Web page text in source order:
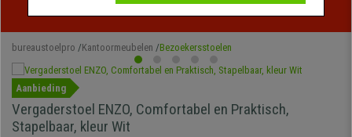
bureaustoelpro Kantoormeubelen Bezoekersstoelen
Aanbieding
Vergaderstoel ENZO, Comfortabel en Praktisch,
Stapelbaar, kleur Wit